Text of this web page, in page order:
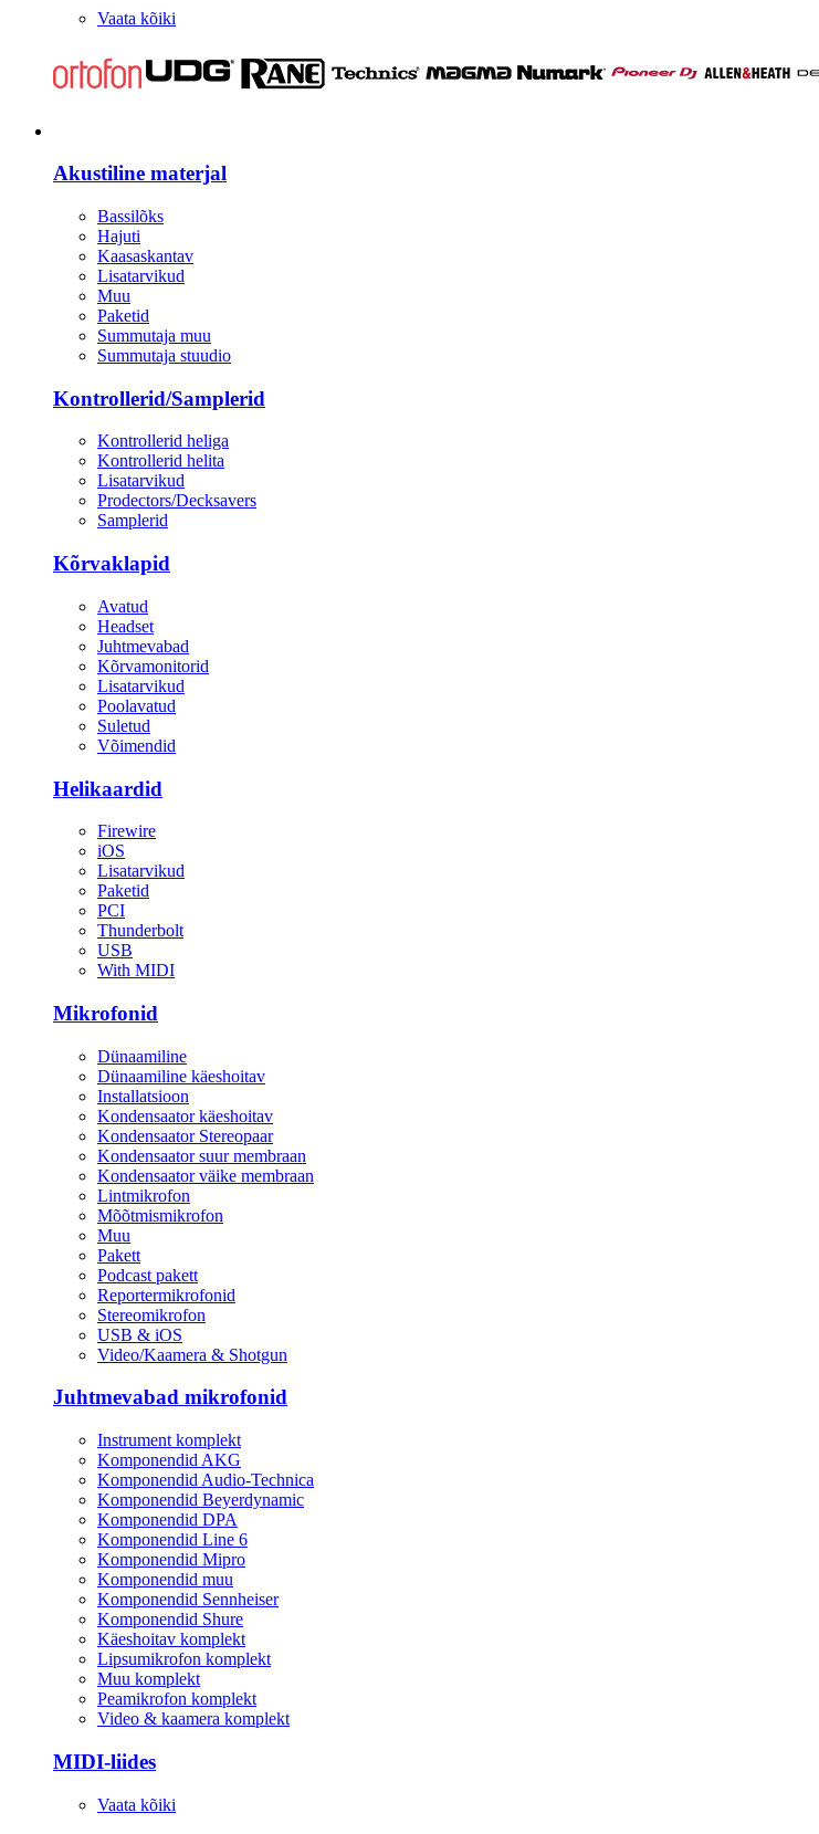
Vaata kõiki
Akustiline materjal
Bassilõks
Hajuti
Kaasaskantav
Lisatarvikud
Muu
Paketid
Summutaja muu
Summutaja stuudio
Kontrollerid/Samplerid
Kontrollerid heliga
Kontrollerid helita
Lisatarvikud
Prodectors/Decksavers
Samplerid
Kõrvaklapid
Avatud
Headset
Juhtmevabad
Kõrvamonitorid
Lisatarvikud
Poolavatud
Suletud
Võimendid
Helikaardid
Firewire
iOS
Lisatarvikud
Paketid
PCI
Thunderbolt
USB
With MIDI
Mikrofonid
Dünaamiline
Dünaamiline käeshoitav
Installatsioon
Kondensaator käeshoitav
Kondensaator Stereopaar
Kondensaator suur membraan
Kondensaator väike membraan
Lintmikrofon
Mõõtmismikrofon
Muu
Pakett
Podcast pakett
Reportermikrofonid
Stereomikrofon
USB & iOS
Video/Kaamera & Shotgun
Juhtmevabad mikrofonid
Instrument komplekt
Komponendid AKG
Komponendid Audio-Technica
Komponendid Beyerdynamic
Komponendid DPA
Komponendid Line 6
Komponendid Mipro
Komponendid muu
Komponendid Sennheiser
Komponendid Shure
Käeshoitav komplekt
Lipsumikrofon komplekt
Muu komplekt
Peamikrofon komplekt
Video & kaamera komplekt
MIDI-liides
Vaata kõiki